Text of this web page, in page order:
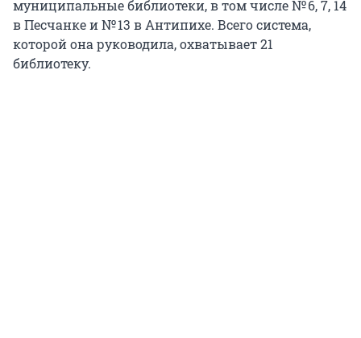
муниципальные библиотеки, в том числе № 6, 7, 14
в Песчанке и № 13 в Антипихе. Всего система,
которой она руководила, охватывает 21
библиотеку.